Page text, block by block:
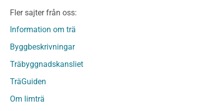
Fanerträ
Fanerträ Obehandlat
Träpanel och Utvändig beklädnad Behandlat
Träpanel och utvändig beklädnad Obehandlat
Trägolv
Fler sajter från oss:
Information om trä
Byggbeskrivningar
Träbyggnadskansliet
TräGuiden
Om limträ